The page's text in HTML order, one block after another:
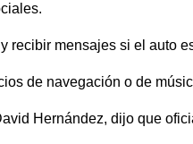
recibir mensajes si el auto
de navegación o de
Hernández, dijo que